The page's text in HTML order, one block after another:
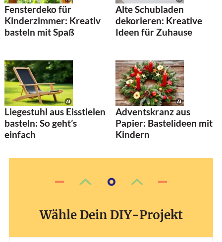
Fensterdeko für
Kinderzimmer: Kreativ
basteln mit Spaß
Alte Schubladen
dekorieren: Kreative
Ideen für Zuhause
Liegestuhl aus Eisstielen
basteln: So geht’s
einfach
Adventskranz aus
Papier: Bastelideen mit
Kindern
Wähle Dein DIY-Projekt